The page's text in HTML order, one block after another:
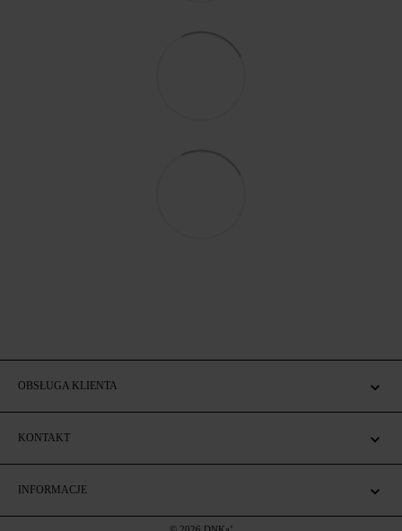
OBSŁUGA KLIENTA
KONTAKT
INFORMACJE